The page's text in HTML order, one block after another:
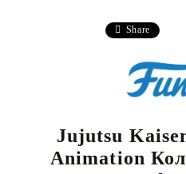
Share
Jujutsu
Animation